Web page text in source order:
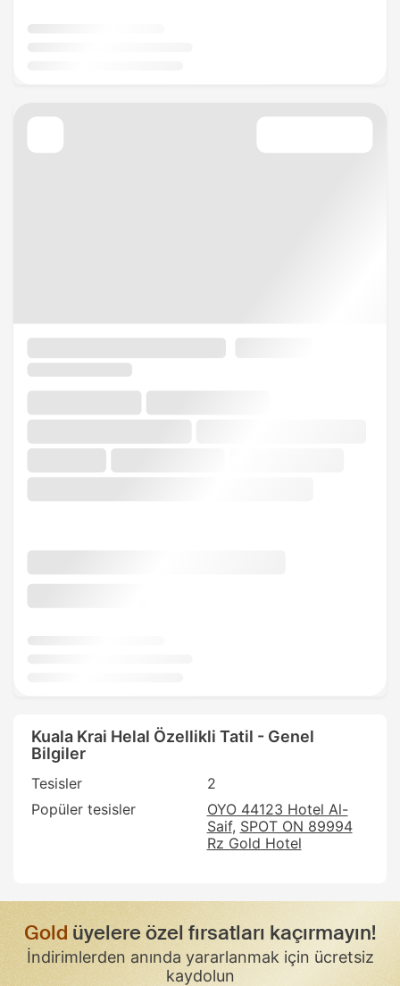
Kuala Krai Helal Özellikli Tatil - Genel
Bilgiler
Tesisler
2
Popüler tesisler
OYO 44123 Hotel Al-
Saif SPOT ON 89994
Rz Gold Hotel
Goldüyelere özel fırsatları kaçırmayın!
İndirimlerden anında yararlanmak için ücretsiz
kaydolun